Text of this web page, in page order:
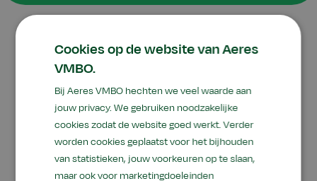
Wij zijn een groene vmbo-school in Sneek. Bij
ons krijg je dezelfde vakken als op andere
middelbare vmbo-scholen, zoals Nederlands en
wiskunde. Het verschil is alleen dat je ook het
profielvak Groen volgt. Natuur en milieu,
gezonde voeding en duurzame keuzes: daar
gaat het om. Je leert hoe belangrijk de toekomst
Cookies op de website van Aeres
VMBO.
Bij Aeres VMBO hechten we veel waarde aan
jouw privacy. We gebruiken noodzakelijke
cookies zodat de website goed werkt. Verder
worden cookies geplaatst voor het bijhouden
van statistieken, jouw voorkeuren op te slaan,
maar ook voor marketingdoeleinden